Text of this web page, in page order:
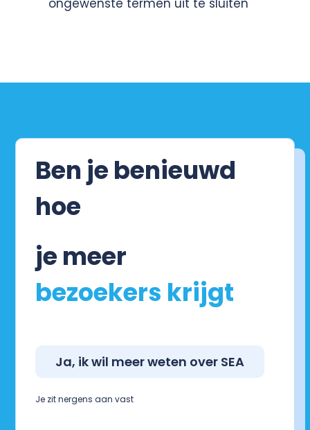
ongewenste termen uit te sluiten
Ben je benieuwd
hoe
je meer
Ja, ik wil meer weten over SEA
Je zit nergens aan vast